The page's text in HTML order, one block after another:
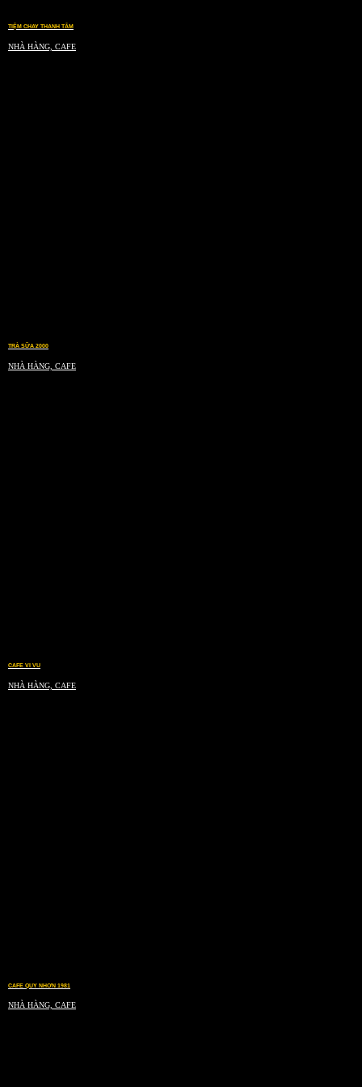
TIỆM CHAY THANH TÂM
NHÀ HÀNG, CAFE
TRÀ SỮA 2000
NHÀ HÀNG, CAFE
CAFE VI VU
NHÀ HÀNG, CAFE
CAFE QUY NHƠN 1981
NHÀ HÀNG, CAFE